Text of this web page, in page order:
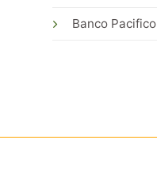
Banco Pacifico